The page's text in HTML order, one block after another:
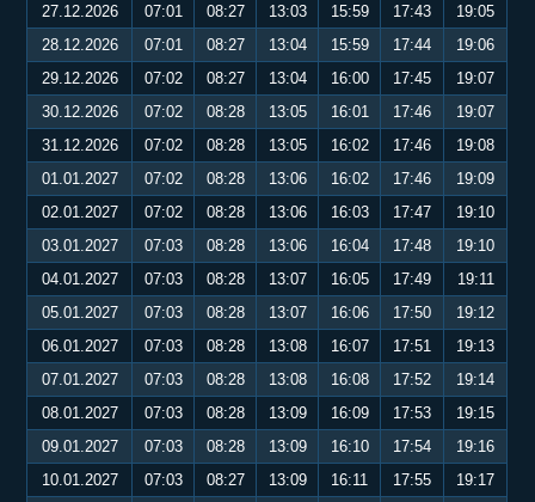
27.12.2026
07:01 08:27 13:03 15:59 17:43
19:05
28.12.2026
07:01 08:27 13:04 15:59 17:44
19:06
29.12.2026
07:02 08:27 13:04 16:00 17:45
19:07
30.12.2026
07:02 08:28 13:05 16:01 17:46
19:07
31.12.2026
07:02 08:28 13:05 16:02 17:46
19:08
01.01.2027
07:02 08:28 13:06 16:02 17:46
19:09
02.01.2027
07:02 08:28 13:06 16:03 17:47
19:10
03.01.2027
07:03 08:28 13:06 16:04 17:48
19:10
04.01.2027
07:03 08:28 13:07 16:05 17:49
19:11
05.01.2027
07:03 08:28 13:07 16:06 17:50
19:12
06.01.2027
07:03 08:28 13:08 16:07 17:51
19:13
07.01.2027
07:03 08:28 13:08 16:08 17:52
19:14
08.01.2027
07:03 08:28 13:09 16:09 17:53
19:15
09.01.2027
07:03 08:28 13:09 16:10 17:54
19:16
10.01.2027
07:03 08:27 13:09 16:11 17:55
19:17